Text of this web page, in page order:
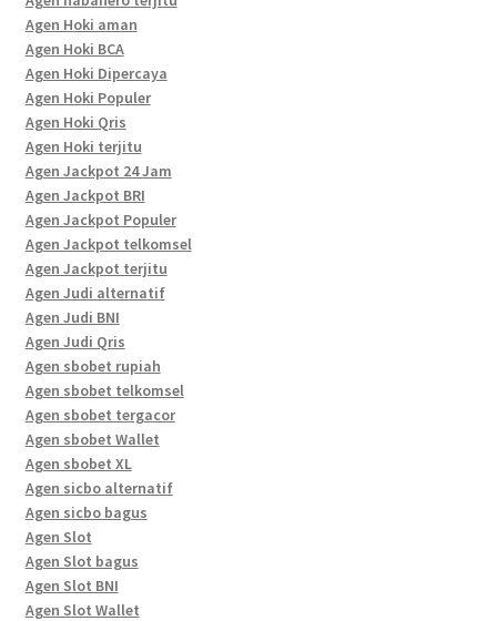
Agen Hoki aman
Agen Hoki BCA
Agen Hoki Dipercaya
Agen Hoki Populer
Agen Hoki Qris
Agen Hoki terjitu
Agen Jackpot 24 Jam
Agen Jackpot BRI
Agen Jackpot Populer
Agen Jackpot telkomsel
Agen Jackpot terjitu
Agen Judi alternatif
Agen Judi BNI
Agen Judi Qris
Agen sbobet rupiah
Agen sbobet telkomsel
Agen sbobet tergacor
Agen sbobet Wallet
Agen sbobet XL
Agen sicbo alternatif
Agen sicbo bagus
Agen Slot
Agen Slot bagus
Agen Slot BNI
Agen Slot Wallet